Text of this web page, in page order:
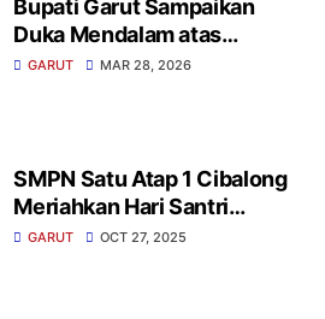
Bupati Garut Sampaikan
Duka Mendalam atas
Wafatnya Sekmat
GARUT MAR 28, 2026
SMPN Satu Atap 1 Cibalong
Meriahkan Hari Santri
Nasional 2025 Dan Diisi
GARUT OCT 27, 2025